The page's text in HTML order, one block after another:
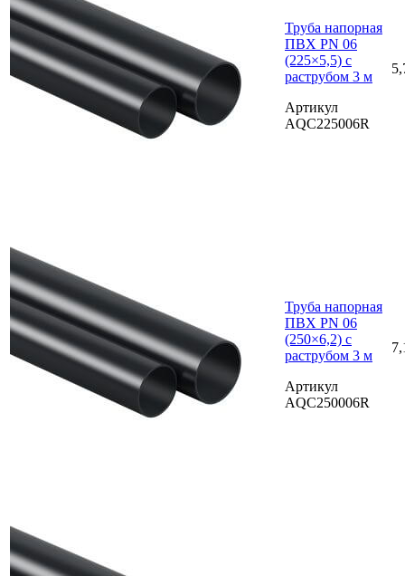
Труба напорная
ПВХ PN 06
(225×5,5) с
раструбом 3 м
Артикул
AQC225006R
Труба напорная
ПВХ PN 06
(250×6,2) с
раструбом 3 м
Артикул
AQC250006R